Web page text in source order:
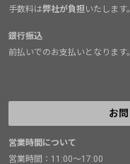
手数料は弊社が負担いたします。
銀行振込
前払いでのお支払いとなります。
お
営業時間について
営業時間：11:00～17:00